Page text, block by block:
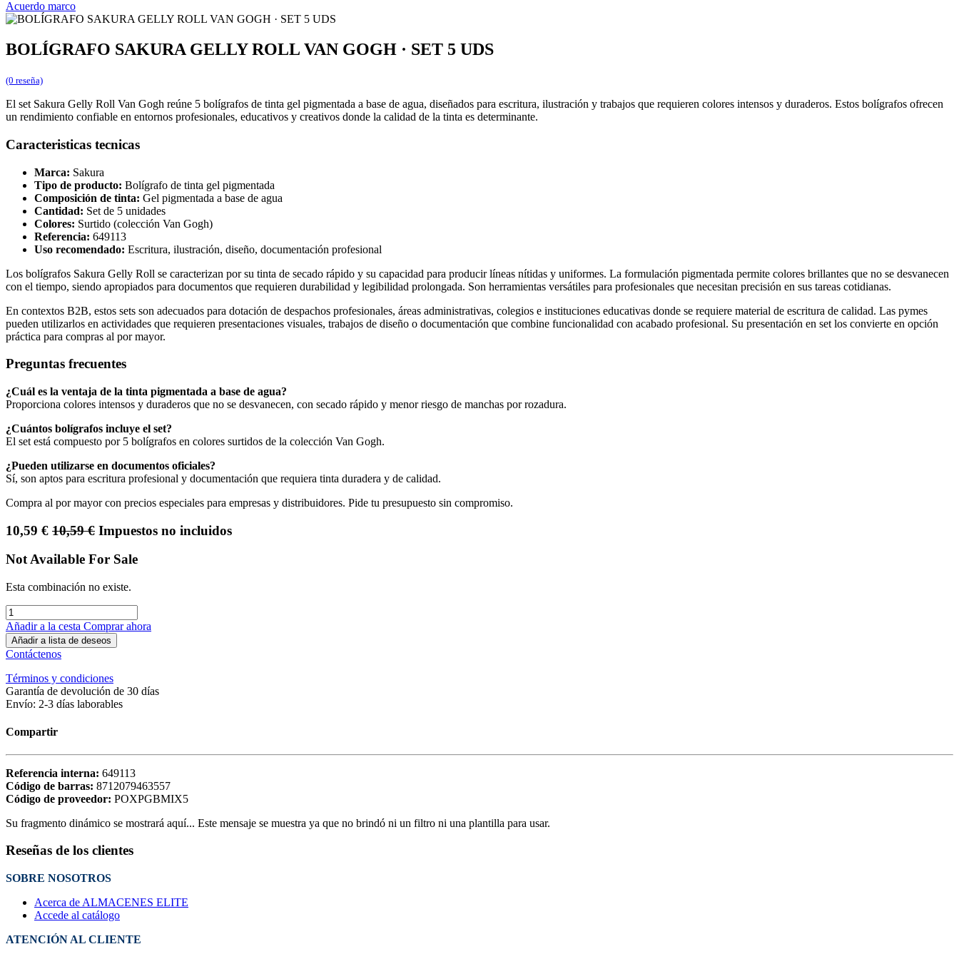
Acuerdo marco
BOLÍGRAFO SAKURA GELLY ROLL VAN GOGH · SET 5 UDS
(0 reseña)
El set Sakura Gelly Roll Van Gogh reúne 5 bolígrafos de tinta gel pigmentada a base de agua, diseñados para escritura, ilustración y trabajos que requieren colores intensos y duraderos. Estos bolígrafos ofrecen
un rendimiento confiable en entornos profesionales, educativos y creativos donde la calidad de la tinta es determinante.
Caracteristicas tecnicas
Marca: Sakura
Tipo de producto: Bolígrafo de tinta gel pigmentada
Composición de tinta: Gel pigmentada a base de agua
Cantidad: Set de 5 unidades
Colores: Surtido (colección Van Gogh)
Referencia: 649113
Uso recomendado: Escritura, ilustración, diseño, documentación profesional
Los bolígrafos Sakura Gelly Roll se caracterizan por su tinta de secado rápido y su capacidad para producir líneas nítidas y uniformes. La formulación pigmentada permite colores brillantes que no se desvanecen
con el tiempo, siendo apropiados para documentos que requieren durabilidad y legibilidad prolongada. Son herramientas versátiles para profesionales que necesitan precisión en sus tareas cotidianas.
En contextos B2B, estos sets son adecuados para dotación de despachos profesionales, áreas administrativas, colegios e instituciones educativas donde se requiere material de escritura de calidad. Las pymes
pueden utilizarlos en actividades que requieren presentaciones visuales, trabajos de diseño o documentación que combine funcionalidad con acabado profesional. Su presentación en set los convierte en opción
práctica para compras al por mayor.
Preguntas frecuentes
¿Cuál es la ventaja de la tinta pigmentada a base de agua?
Proporciona colores intensos y duraderos que no se desvanecen, con secado rápido y menor riesgo de manchas por rozadura.
¿Cuántos bolígrafos incluye el set?
El set está compuesto por 5 bolígrafos en colores surtidos de la colección Van Gogh.
¿Pueden utilizarse en documentos oficiales?
Sí, son aptos para escritura profesional y documentación que requiera tinta duradera y de calidad.
Compra al por mayor con precios especiales para empresas y distribuidores. Pide tu presupuesto sin compromiso.
10,59 € 10,59€ Impuestos no incluidos
Not Available For Sale
Esta combinación no existe.
Añadir a la cesta Comprar ahora
Añadir a lista de deseos
Contáctenos
Términos y condiciones
Garantía de devolución de 30 días
Envío: 2-3 días laborables
Compartir
Referencia interna: 649113
Código de barras: 8712079463557
Código de proveedor: POXPGBMIX5
Su fragmento dinámico se mostrará aquí... Este mensaje se muestra ya que no brindó ni un filtro ni una plantilla para usar.
Reseñas de los clientes
SOBRE NOSOTROS
Acerca de ALMACENES ELITE
Accede al catálogo
ATENCIÓN AL CLIENTE